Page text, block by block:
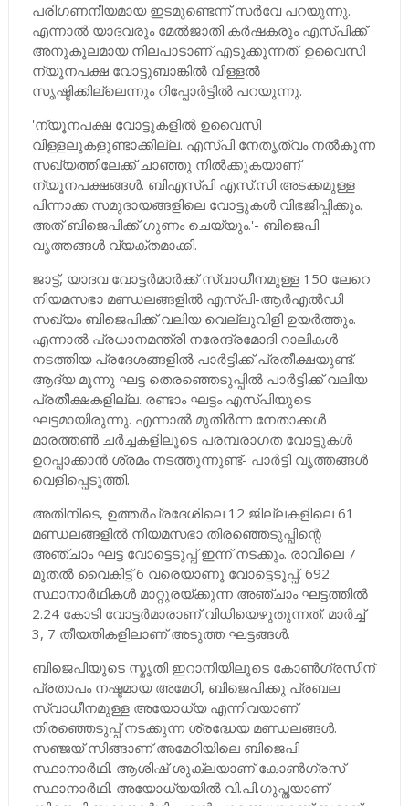
പരിഗണനീയമായ ഇടമുണ്ടെന്ന് സർവേ പറയുന്നു.
എന്നാൽ യാദവരും മേൽജാതി കർഷകരും എസ്പിക്ക്
അനുകൂലമായ നിലപാടാണ് എടുക്കുന്നത്. ഉവൈസി
ന്യൂനപക്ഷ വോട്ടുബാങ്കിൽ വിള്ളൽ
സൃഷ്ടിക്കില്ലെന്നും റിപ്പോർട്ടിൽ പറയുന്നു.
'ന്യൂനപക്ഷ വോട്ടുകളിൽ ഉവൈസി
വിള്ളലുകളുണ്ടാക്കില്ല. എസ്പി നേതൃത്വം നൽകുന്ന
സഖ്യത്തിലേക്ക് ചാഞ്ഞു നിൽക്കുകയാണ്
ന്യൂനപക്ഷങ്ങൾ. ബിഎസ്പി എസ്.സി അടക്കമുള്ള
പിന്നാക്ക സമുദായങ്ങളിലെ വോട്ടുകൾ വിഭജിപ്പിക്കും.
അത് ബിജെപിക്ക് ഗുണം ചെയ്യും.'- ബിജെപി
വൃത്തങ്ങൾ വ്യക്തമാക്കി.
ജാട്ട്, യാദവ വോട്ടർമാർക്ക് സ്വാധീനമുള്ള 150 ലേറെ
നിയമസഭാ മണ്ഡലങ്ങളിൽ എസ്പി-ആർഎൽഡി
സഖ്യം ബിജെപിക്ക് വലിയ വെല്ലുവിളി ഉയർത്തും.
എന്നാൽ പ്രധാനമന്ത്രി നരേന്ദ്രമോദി റാലികൾ
നടത്തിയ പ്രദേശങ്ങളിൽ പാർട്ടിക്ക് പ്രതീക്ഷയുണ്ട്.
ആദ്യ മൂന്നു ഘട്ട തെരഞ്ഞെടുപ്പിൽ പാർട്ടിക്ക് വലിയ
പ്രതീക്ഷകളില്ല. രണ്ടാം ഘട്ടം എസ്പിയുടെ
ഘട്ടമായിരുന്നു. എന്നാൽ മുതിർന്ന നേതാക്കൾ
മാരത്തൺ ചർച്ചകളിലൂടെ പരമ്പരാഗത വോട്ടുകൾ
ഉറപ്പാക്കാൻ ശ്രമം നടത്തുന്നുണ്ട്- പാർട്ടി വൃത്തങ്ങൾ
വെളിപ്പെടുത്തി.
അതിനിടെ, ഉത്തർപ്രദേശിലെ 12 ജില്ലകളിലെ 61
മണ്ഡലങ്ങളിൽ നിയമസഭാ തിരഞ്ഞെടുപ്പിന്റെ
അഞ്ചാം ഘട്ട വോട്ടെടുപ്പ് ഇന്ന് നടക്കും. രാവിലെ 7
മുതൽ വൈകിട്ട് 6 വരെയാണു വോട്ടെടുപ്പ്. 692
സ്ഥാനാർഥികൾ മാറ്റുരയ്ക്കുന്ന അഞ്ചാം ഘട്ടത്തിൽ
2.24 കോടി വോട്ടർമാരാണ് വിധിയെഴുതുന്നത്. മാർച്ച്
3, 7 തീയതികളിലാണ് അടുത്ത ഘട്ടങ്ങൾ.
ബിജെപിയുടെ സ്മൃതി ഇറാനിയിലൂടെ കോൺഗ്രസിന്
പ്രതാപം നഷ്ടമായ അമേഠി, ബിജെപിക്കു പ്രബല
സ്വാധീനമുള്ള അയോധ്യ എന്നിവയാണ്
തിരഞ്ഞെടുപ്പ് നടക്കുന്ന ശ്രദ്ധേയ മണ്ഡലങ്ങൾ.
സഞ്ജയ് സിങ്ങാണ് അമേഠിയിലെ ബിജെപി
സ്ഥാനാർഥി. ആശിഷ് ശുക്ലയാണ് കോൺഗ്രസ്
സ്ഥാനാർഥി. അയോധ്യയിൽ വി.പി.ഗുപ്തയാണ്